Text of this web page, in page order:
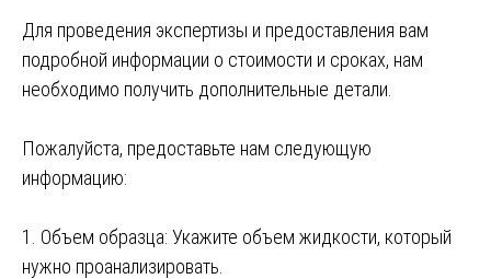
Для проведения экспертизы и предоставления вам
подробной информации о стоимости и сроках, нам
необходимо получить дополнительные детали.
Пожалуйста, предоставьте нам следующую
информацию:
1. Объем образца: Укажите объем жидкости, который
нужно проанализировать.